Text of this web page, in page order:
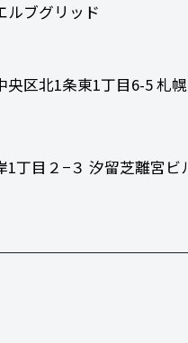
ルブグリッド
央区北1条東1丁目6-5札
1丁目２−３ 汐留芝離宮ビ